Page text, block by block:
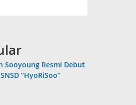
Sooyoung Resmi Debut
“HyoRiSoo”